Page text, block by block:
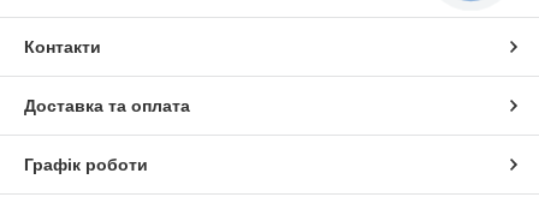
Контакти
Доставка та оплата
Графік роботи